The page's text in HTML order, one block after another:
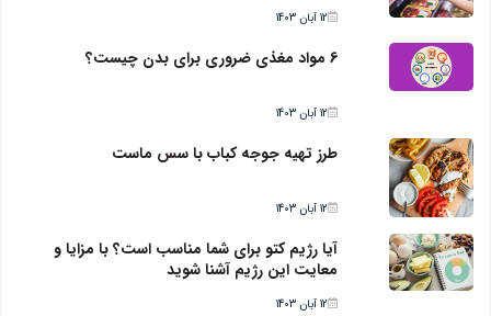
12 آبان 1403
6 مواد مغذی ضروری برای بدن چیست؟
12 آبان 1403
طرز تهیه جوجه کباب با سس ماست
12 آبان 1403
آیا رژیم کتو برای شما مناسب است؟ با مزایا و
معایت این رژیم آشنا شوید
12 آبان 1403